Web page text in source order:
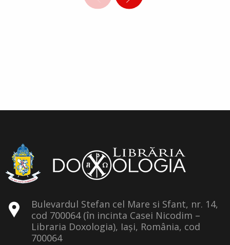
Bulevardul Stefan cel Mare si Sfant, nr. 14,
cod 700064 (în incinta Casei Nicodim –
Libraria Doxologia), Iași, România, cod
700064